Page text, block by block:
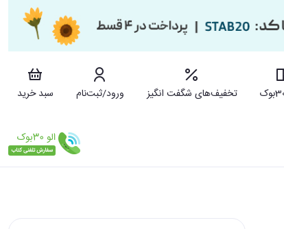
تخفیف‌های شگفت انگیز ورود/ثبت‌نام
سبد خرید